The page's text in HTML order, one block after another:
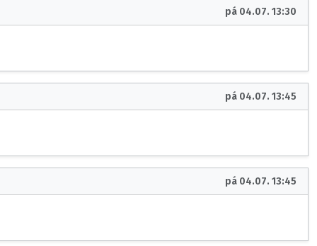
pá 04.07. 13:30
pá 04.07. 13:45
pá 04.07. 13:45